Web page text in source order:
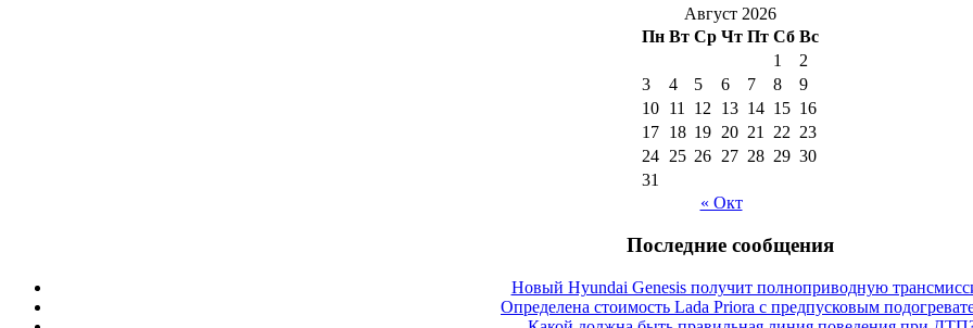
Август 2026
Пн Вт Ср Чт Пт Сб Вс
1
2
3
4 5 6 7 8
9
10
11 12 13 14 15 16
17
18 19 20 21 22 23
24
25 26 27 28 29 30
31
« Окт
Последние сообщения
Новый Hyundai Genesis получит полноприводную
Определена стоимость Lada Priora с предпусковым